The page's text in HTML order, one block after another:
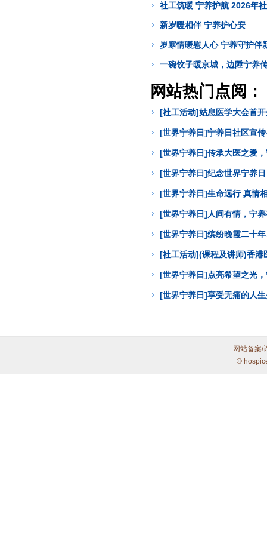
社工筑暖 宁养护航 2026年
新岁暖相伴 宁养护心安
岁寒情暖慰人心 宁养守护伴
一碗饺子暖京城，边陲宁养
网站热门点阅：
[社工活动]姑息医学大会首
[世界宁养日]宁养日社区宣
[世界宁养日]传承大医之爱
[世界宁养日]纪念世界宁养
[世界宁养日]生命远行 真情
[世界宁养日]人间有情，宁
[世界宁养日]缤纷晚霞二十
[社工活动](课程及讲师)香
[世界宁养日]点亮希望之光
[世界宁养日]享受无痛的人
网站备案/
©